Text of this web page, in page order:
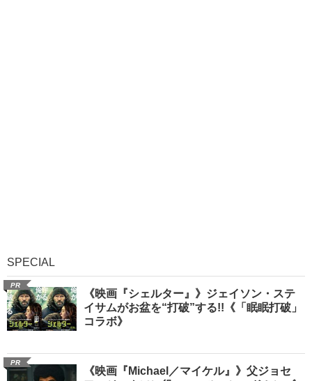
SPECIAL
PR
《映画『シェルター』》ジェイソン・ステ
イサムがお盆を“打破”する!!《「眠眠打破」
コラボ》
PR
《映画『Michael／マイケル』》父ジョセ